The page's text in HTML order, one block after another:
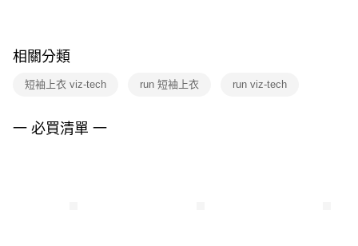
※ 交易是否成功請以「AFTEE先享後付 」之結帳頁面顯示為準，若有關於
是否繳費成功／繳費後需取消欲退款等相關疑問，請聯繫「AFTEE先享後付
客戶支援中心」 https://netprotections.freshdesk.com/support/home
１．透過由恩沛科技股份有限公司提供之「AFTEE先享後付」服務完成之交
易，需依本服務之必要範圍內提供個人資料，並將交易相關給付款項請求債
相關分類
短袖上衣 viz-tech run 短袖上衣 run viz-tech
一 必買清單 一